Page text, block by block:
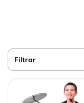
Filtrar